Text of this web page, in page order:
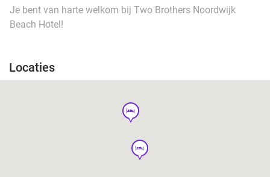
Je bent van harte welkom bij Two Brothers Noordwijk
Beach Hotel!
Locaties
hotel
hotel